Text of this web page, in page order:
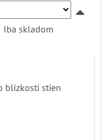
Iba skladom
blízkosti stien